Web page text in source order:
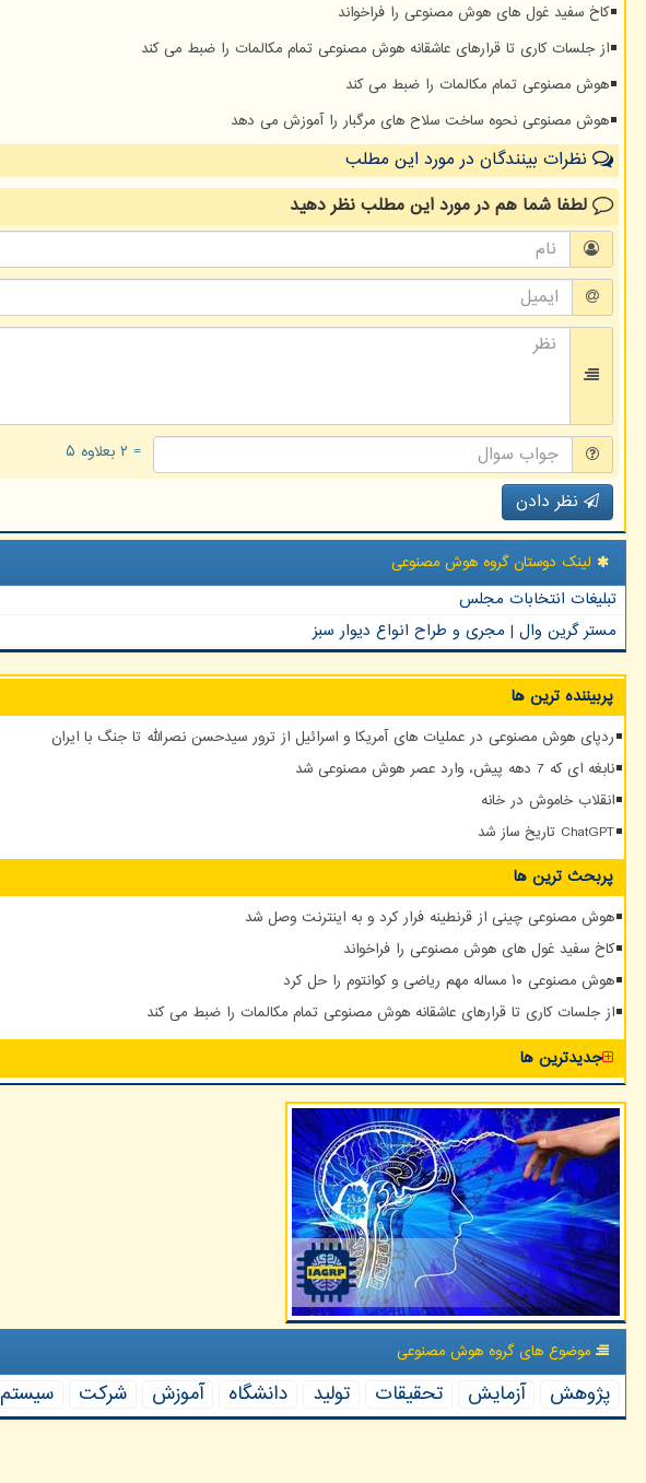
کاخ سفید غول های هوش مصنوعی را فراخواند
از جلسات کاری تا قرارهای عاشقانه هوش مصنوعی تمام مکالمات را ضبط می کند
هوش مصنوعی تمام مکالمات را ضبط می کند
هوش مصنوعی نحوه ساخت سلاح های مرگبار را آموزش می دهد
نظرات بینندگان در مورد این مطلب
لطفا شما همدر مورد این مطلبنظر دهید
= ۲ بعلاوه ۵
نظر دادن
لینک دوستان گروه هوش مصنوعی
تبلیغات انتخابات مجلس
مستر گرین وال | مجری و طراح انواع دیوار سبز
پربیننده ترین ها
ردپای هوش مصنوعی در عملیات های آمریکا و اسرائیل از ترور سیدحسن نصرالله تا جنگ با ایران
نابغه ای که 7 دهه پیش، وارد عصر هوش مصنوعی شد
انقلاب خاموش در خانه
ChatGPT تاریخ ساز شد
پربحث ترین ها
هوش مصنوعی چینی از قرنطینه فرار کرد و به اینترنت وصل شد
کاخ سفید غول های هوش مصنوعی را فراخواند
هوش مصنوعی ۱۰ مساله مهم ریاضی و کوانتوم را حل کرد
از جلسات کاری تا قرارهای عاشقانه هوش مصنوعی تمام مکالمات را ضبط می کند
جدیدترین ها
موضوع های گروه هوش مصنوعی
پژوهش آزمایش تحقیقات تولید دانشگاه آموزش شركت سیستم